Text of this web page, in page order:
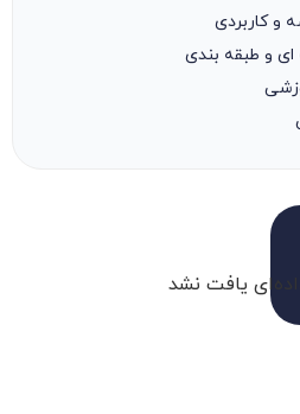
و کاربردی
و طبقه بندی
یافت نشد